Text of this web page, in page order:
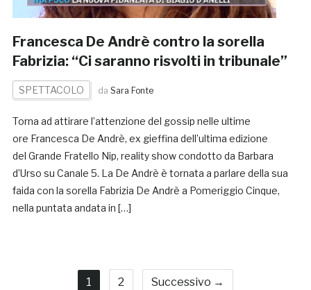
Francesca De Andrè contro la sorella
Fabrizia: “Ci saranno risvolti in tribunale”
SPETTACOLO da Sara Fonte
Torna ad attirare l’attenzione del gossip nelle ultime
ore Francesca De Andrè, ex gieffina dell’ultima edizione
del Grande Fratello Nip, reality show condotto da Barbara
d’Urso su Canale 5. La De Andrè è tornata a parlare della sua
faida con la sorella Fabrizia De Andrè a Pomeriggio Cinque,
nella puntata andata in […]
1 2 Successivo →